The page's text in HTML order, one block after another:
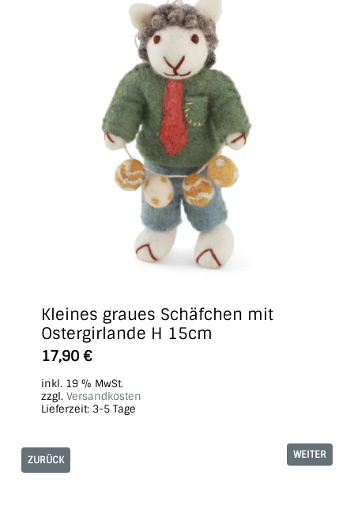
Kleines graues Schäfchen mit
Ostergirlande H 15cm
17,90 €
inkl. 19 % MwSt.
zzgl. Versandkosten
Lieferzeit: 3-5 Tage
ZURÜCK WEITER